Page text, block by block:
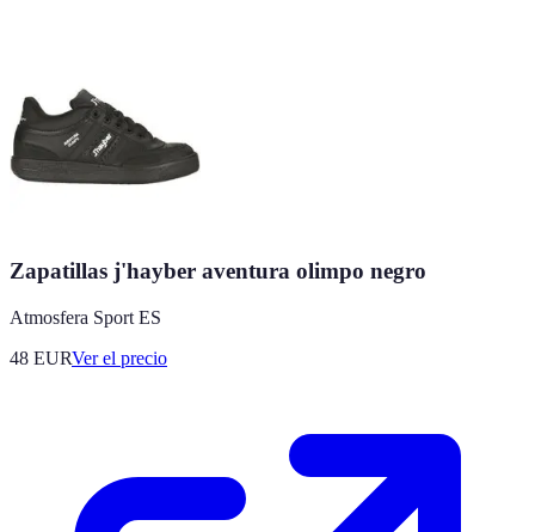
Zapatillas j'hayber aventura olimpo negro
Atmosfera Sport ES
48 EURVer el precio